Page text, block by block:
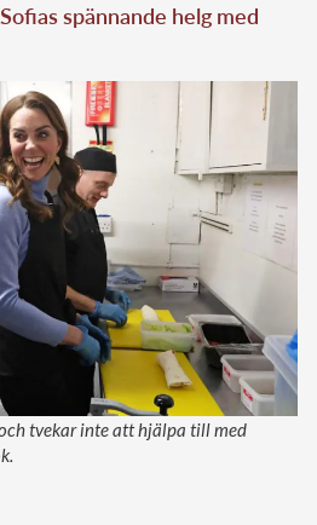
spännande helg med
tvekar inte att hjälpa till med